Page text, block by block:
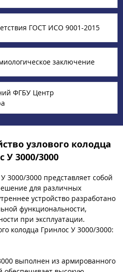
ГОСТ ИСО 9001-2015
заключение
ФГБУ Центр
узлового колодца
У 3000/3000
3000/3000 представляет собой
для различных
устройство разработано
функциональности,
при эксплуатации.
колодца Гринлос У 3000/3000:
выполнен из армированного